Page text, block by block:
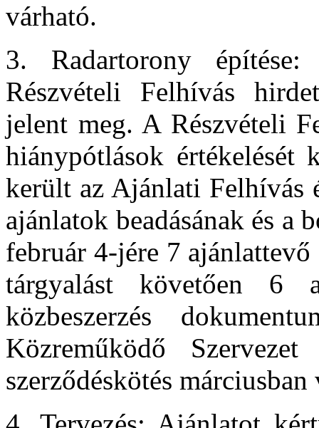
várható.
3. Radartorony
Részvételi Felhívás
jelent meg. A Részvételi
hiánypótlások értékelését
került az Ajánlati Felhívás
ajánlatok beadásának és a
február 4-jére 7
tárgyalást követően 6
közbeszerzés
Közreműködő
szerződéskötés márciusban